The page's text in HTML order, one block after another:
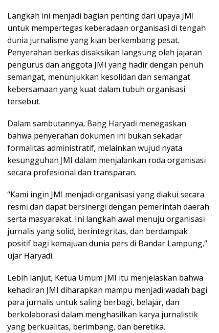
Langkah ini menjadi bagian penting dari upaya JMI
untuk mempertegas keberadaan organisasi di tengah
dunia jurnalisme yang kian berkembang pesat.
Penyerahan berkas disaksikan langsung oleh jajaran
pengurus dan anggota JMI yang hadir dengan penuh
semangat, menunjukkan kesolidan dan semangat
kebersamaan yang kuat dalam tubuh organisasi
tersebut.
Dalam sambutannya, Bang Haryadi menegaskan
bahwa penyerahan dokumen ini bukan sekadar
formalitas administratif, melainkan wujud nyata
kesungguhan JMI dalam menjalankan roda organisasi
secara profesional dan transparan.
“Kami ingin JMI menjadi organisasi yang diakui secara
resmi dan dapat bersinergi dengan pemerintah daerah
serta masyarakat. Ini langkah awal menuju organisasi
jurnalis yang solid, berintegritas, dan berdampak
positif bagi kemajuan dunia pers di Bandar Lampung,”
ujar Haryadi.
Lebih lanjut, Ketua Umum JMI itu menjelaskan bahwa
kehadiran JMI diharapkan mampu menjadi wadah bagi
para jurnalis untuk saling berbagi, belajar, dan
berkolaborasi dalam menghasilkan karya jurnalistik
yang berkualitas, berimbang, dan beretika.